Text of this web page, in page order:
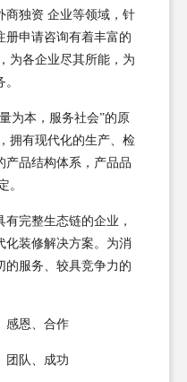
商独资 企业等领域，针
册申请咨询有着丰富的
为各企业尽其所能，为
为本，服务社会”的原
拥有现代化的生产、检
产品结构体系，产品品
。
完整生态链的企业，
化装修解决方案。为消
的服务、较具竞争力的
感恩、合作
团队、成功